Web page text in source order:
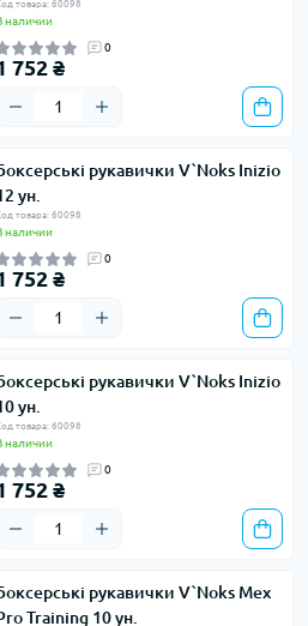
товара: 60098
наличии
0
752 ₴
рукавички V`Noks Inizio
ун.
товара: 60098
наличии
0
752 ₴
рукавички V`Noks Inizio
ун.
товара: 60098
наличии
0
752 ₴
рукавички V`Noks Mex
Training 10 ун.